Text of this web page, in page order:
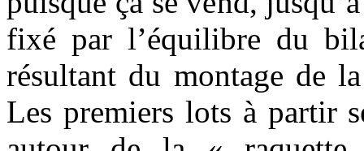
fixé par l’équilibre du
résultant du montage de
Les premiers lots à partir